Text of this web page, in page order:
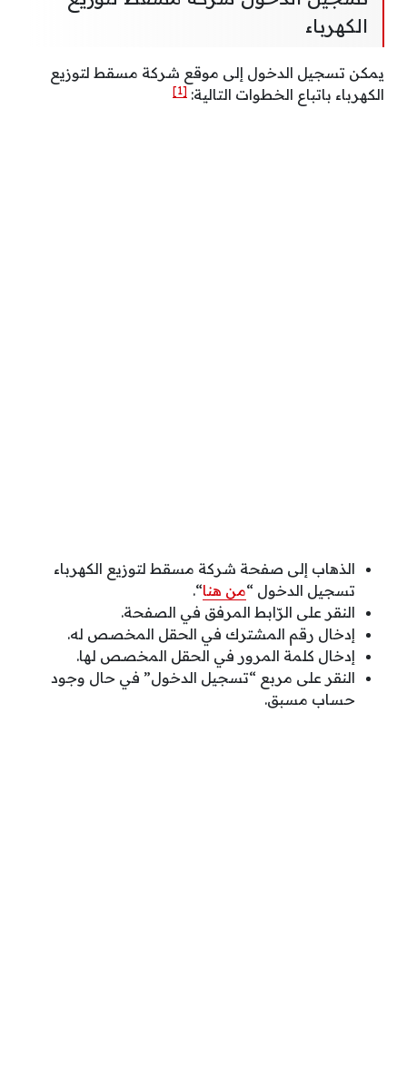
الكهرباء
يمكن تسجيل الدخول إلى موقع شركة مسقط لتوزيع
الكهرباء باتباع الخطوات التالية: [1]
الذهاب إلى صفحة شركة مسقط لتوزيع الكهرباء
تسجيل الدخول “من هنا“.
النقر على الرّابط المرفق في الصفحة.
إدخال رقم المشترك في الحقل المخصص له.
إدخال كلمة المرور في الحقل المخصص لها.
النقر على مربع “تسجيل الدخول” في حال وجود
حساب مسبق.